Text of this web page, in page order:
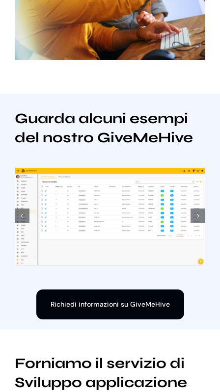
Guarda alcuni esempi
del nostro GiveMeHive
Richiedi informazioni su GiveMeHive
Forniamo il servizio di
Sviluppo applicazione